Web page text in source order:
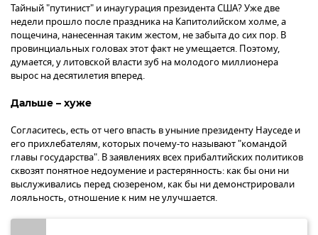
Тайный "путинист" и инаугурация президента США? Уже две
недели прошло после праздника на Капитолийском холме, а
пощечина, нанесенная таким жестом, не забыта до сих пор. В
провинциальных головах этот факт не умещается. Поэтому,
думается, у литовской власти зуб на молодого миллионера
вырос на десятилетия вперед.
Дальше – хуже
Согласитесь, есть от чего впасть в уныние президенту Науседе и
его прихлебателям, которых почему-то называют "командой
главы государства". В заявлениях всех прибалтийских политиков
сквозят понятное недоумение и растерянность: как бы они ни
выслуживались перед сюзереном, как бы ни демонстрировали
лояльность, отношение к ним не улучшается.